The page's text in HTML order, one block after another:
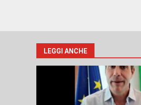
LEGGI ANCHE